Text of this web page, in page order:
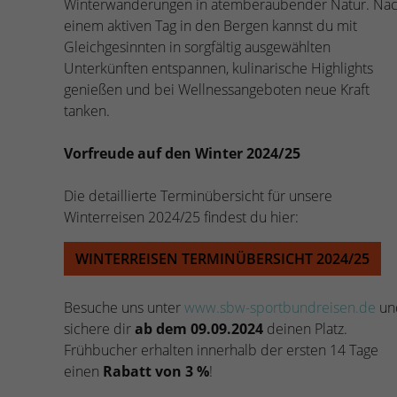
Winterwanderungen in atemberaubender Natur.
einem aktiven Tag in den Bergen kannst du mit
Gleichgesinnten in sorgfältig ausgewählten
Unterkünften entspannen, kulinarische Highlights
genießen und bei Wellnessangeboten neue Kraft
tanken.
Vorfreude auf den Winter 2024/25
Die detaillierte Terminübersicht für unsere
Winterreisen 2024/25 findest du hier:
WINTERREISEN TERMINÜBERSICHT 2024/25
Besuche uns unterwww.sbw-sportbundreisen.de
sichere dirab dem 09.09.2024 deinen Platz.
Frühbucher erhalten innerhalb der ersten 14 Tage
einen Rabatt von 3 %!